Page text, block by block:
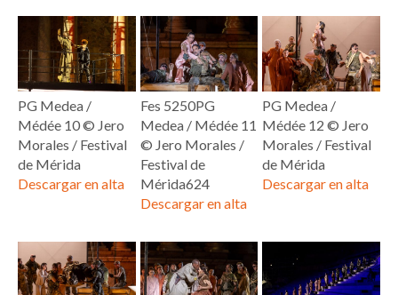
PG Medea /
Médée 10 © Jero
Morales / Festival
de Mérida
Descargar en alta
Fes 5250PG
Medea / Médée 11
© Jero Morales /
Festival de
Mérida624
Descargar en alta
PG Medea /
Médée 12 © Jero
Morales / Festival
de Mérida
Descargar en alta